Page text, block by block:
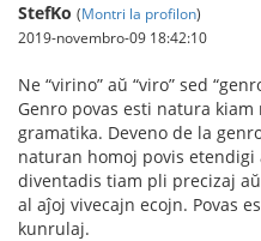
StefKo (Montri la profilon)
2019-novembro-09 18:42:10
Ne “virino” aŭ “viro” sed
Genro povas esti natura
gramatika. Deveno de la
naturan homoj povis
diventadis tiam pli precizaj
al aĵoj vivecajn ecojn. Povas
kunrulaj.